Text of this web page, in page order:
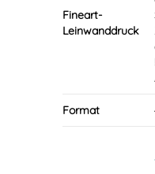
Fineart-
Leinwanddruck
Format